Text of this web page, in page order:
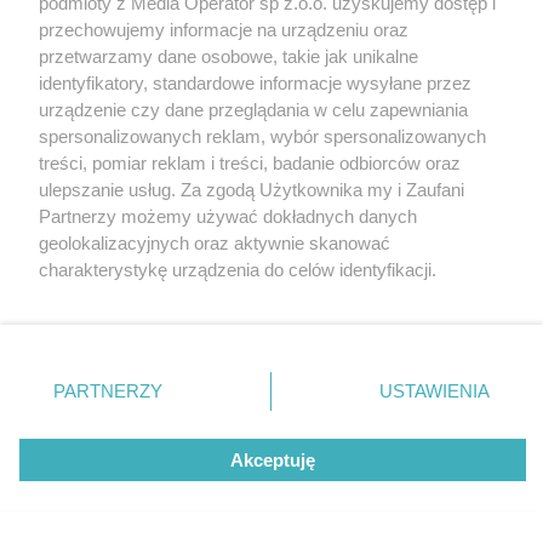
Tarnowskie Góry
Ruda Śląska
Świętochłowice
Tychy
Bytom
Katowice
Gliwice
Zabrze
Zagłębie
Newsletter
Reklama
przechowujemy informacje na urządzeniu oraz
przetwarzamy dane osobowe, takie jak unikalne
identyfikatory, standardowe informacje wysyłane przez
urządzenie czy dane przeglądania w celu zapewniania
spersonalizowanych reklam, wybór spersonalizowanych
treści, pomiar reklam i treści, badanie odbiorców oraz
ulepszanie usług. Za zgodą Użytkownika my i Zaufani
Partnerzy możemy używać dokładnych danych
geolokalizacyjnych oraz aktywnie skanować
charakterystykę urządzenia do celów identyfikacji.
zmienić/wycofać klikając przycisk ustawień prywatności
znajdujący się w lewym dolnym rogu strony
rodzaje przetwarzania danych nie wymagają zgody
użytkownika, ale masz prawo sprzeciwić się takiemu
przetwarzaniu. Preferencje będą miały zastosowania tylko
PARTNERZY USTAWIENIA
Akceptuję